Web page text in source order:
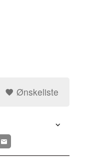
Ønskeliste